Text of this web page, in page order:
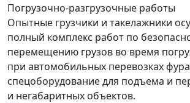
Погрузочно-разгрузочные работы
Опытные грузчики и такелажники
полный комплекс работ по
перемещению грузов во время
при автомобильных перевозках
спецоборудование для подъема и
и негабаритных объектов.